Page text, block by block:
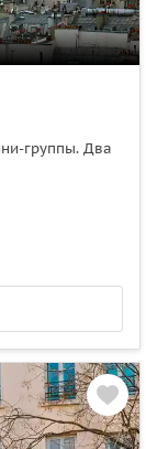
группы. Два